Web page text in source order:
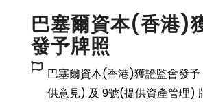
巴塞爾資本(香港)
發予牌照
巴塞爾資本(香港)獲證監會發
供意見) 及 9號(提供資產管理)